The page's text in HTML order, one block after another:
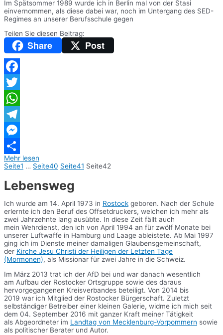
Im Spätsommer 1989 wurde ich in Berlin mal von der Stasi
einvernommen, als diese dabei war, noch im Untergang des SED-
Regimes an unserer Berufsschule gegen
Teilen Sie diesen Beitrag:
Share Post
Facebook
Twitter
WhatsApp
Telegram
Messenger
Teilen
Mehr lesen
Seite1 … Seite40 Seite41 Seite42
Lebensweg
Ich wurde am 14. April 1973 in Rostock geboren. Nach der Schule
erlernte ich den Beruf des Offsetdruckers, welchen ich mehr als
zwei Jahrzehnte lang ausübte. In diese Zeit fällt auch
mein Wehrdienst, den ich von April 1994 an für zwölf Monate bei
unserer Luftwaffe in Hamburg und Laage ableistete. Ab Mai 1997
ging ich im Dienste meiner damaligen Glaubensgemeinschaft,
der Kirche Jesu Christi der Heiligen der Letzten Tage
(Mormonen), als Missionar für zwei Jahre in die Schweiz.
Im März 2013 trat ich der AfD bei und war danach wesentlich
am Aufbau der Rostocker Ortsgruppe sowie des daraus
hervorgegangenen Kreisverbandes beteiligt. Von 2014 bis
2019 war ich Mitglied der Rostocker Bürgerschaft. Zuletzt
selbständiger Betreiber einer kleinen Galerie, widme ich mich seit
dem 04. September 2016 mit ganzer Kraft meiner Tätigkeit
als Abgeordneter im Landtag von Mecklenburg-Vorpommern sowie
als politischer Berater und Autor.